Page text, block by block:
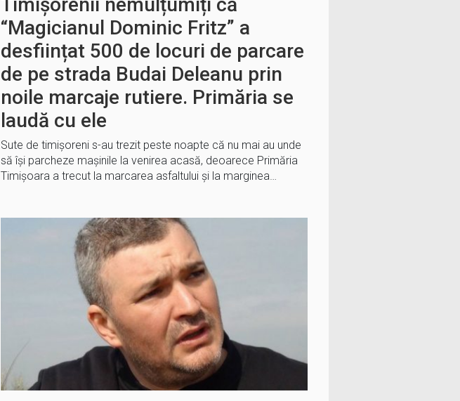
Timișorenii nemulțumiți că
“Magicianul Dominic Fritz” a
desființat 500 de locuri de parcare
de pe strada Budai Deleanu prin
noile marcaje rutiere. Primăria se
laudă cu ele
Sute de timișoreni s-au trezit peste noapte că nu mai au unde
să își parcheze mașinile la venirea acasă, deoarece Primăria
Timișoara a trecut la marcarea asfaltului și la marginea…